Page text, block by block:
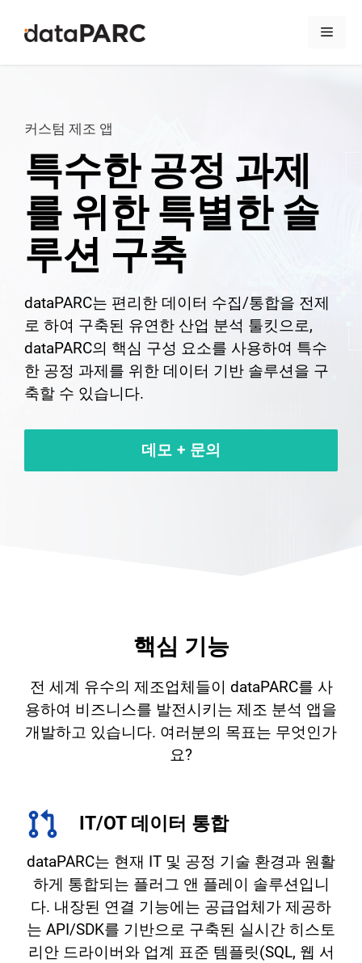
메뉴
커스텀 제조 앱
특수한 공정 과제
를 위한 특별한 솔
루션 구축
dataPARC는 편리한 데이터 수집/통합을 전제
로 하여 구축된 유연한 산업 분석 툴킷으로,
dataPARC의 핵심 구성 요소를 사용하여 특수
한 공정 과제를 위한 데이터 기반 솔루션을 구
축할 수 있습니다.
데모 + 문의
핵심 기능
전 세계 유수의 제조업체들이 dataPARC를 사
용하여 비즈니스를 발전시키는 제조 분석 앱을
개발하고 있습니다. 여러분의 목표는 무엇인가
요?
IT/OT 데이터 통합
dataPARC는 현재 IT 및 공정 기술 환경과 원활
하게 통합되는 플러그 앤 플레이 솔루션입니
다. 내장된 연결 기능에는 공급업체가 제공하
는 API/SDK를 기반으로 구축된 실시간 히스토
리안 드라이버와 업계 표준 템플릿(SQL, 웹 서